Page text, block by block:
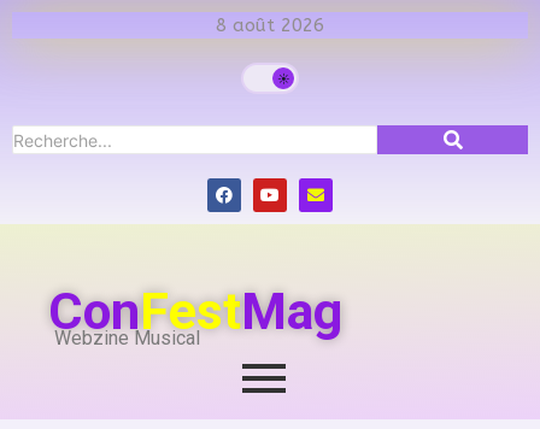
8 août 2026
ConFestMag
Webzine Musical